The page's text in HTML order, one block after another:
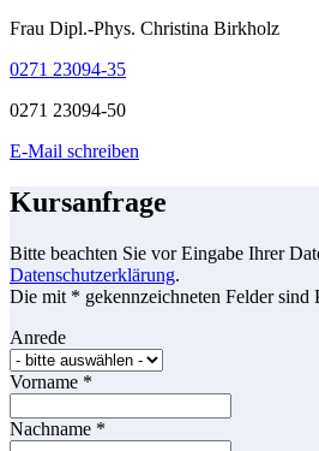
Frau Dipl.-Phys. Christina Birkholz
0271 23094-35
0271 23094-50
E-Mail schreiben
Kursanfrage
Bitte beachten Sie vor Eingabe Ihrer
Datenschutzerklärung.
Die mit * gekennzeichneten Felder sind
Anrede
Vorname *
Nachname *